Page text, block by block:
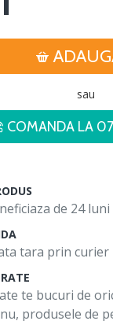
sau
COMANDA LA
de 24
tara prin curier
te bucuri de
produsele de